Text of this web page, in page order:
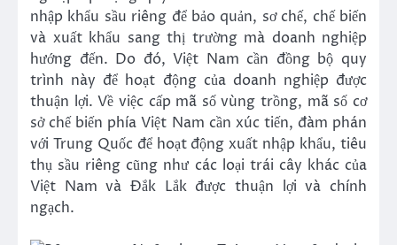
nhập khẩu sầu riêng để bảo quản, sơ chế, chế biến
và xuất khẩu sang thị trường mà doanh nghiệp
hướng đến. Do đó, Việt Nam cần đồng bộ quy
trình này để hoạt động của doanh nghiệp được
thuận lợi. Về việc cấp mã số vùng trồng, mã số cơ
sở chế biến phía Việt Nam cần xúc tiến, đàm phán
với Trung Quốc để hoạt động xuất nhập khẩu, tiêu
thụ sầu riêng cũng như các loại trái cây khác của
Việt Nam và Đắk Lắk được thuận lợi và chính
ngạch.